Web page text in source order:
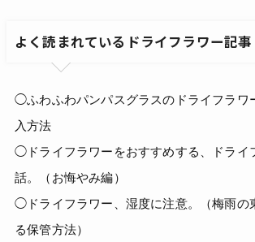
よく読まれているドライフラワー記事
◯ふわふわパンパスグラスのドライフラワ
入方法
◯ドライフラワーをおすすめする、ドライ
話。（お悔やみ編）
◯ドライフラワー、湿度に注意。（梅雨の
る保管方法）